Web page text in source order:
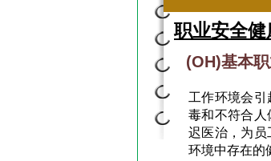
职业安全
(OH)基本
工作环境会
毒和不符合
迟医治，为
环境中存在的